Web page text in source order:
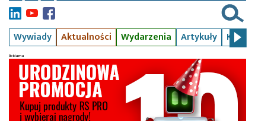
Wywiady Aktualności Wydarzenia Artykuły Kursy